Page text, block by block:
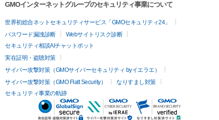
GMOインターネットグループのセキュリティ事業について
世界初総合ネットセキュリティサービス「GMOセキュリティ24」
パスワード漏洩診断
Webサイトリスク診断
セキュリティ相談AIチャットボット
実在証明・盗聴対策
サイバー攻撃対策（GMOサイバーセキュリティ byイエラエ）
サイバー攻撃対策（GMO Flatt Security）
なりすまし対策
セキュリティ事業の軌跡